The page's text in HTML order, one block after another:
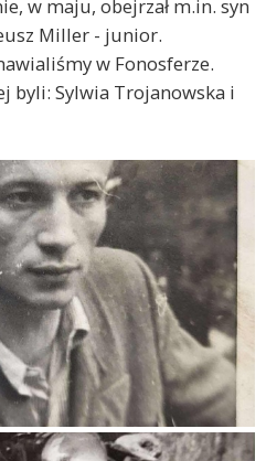
w maju, obejrzał m.in. syn
Miller - junior.
w Fonosferze.
byli: Sylwia Trojanowska i